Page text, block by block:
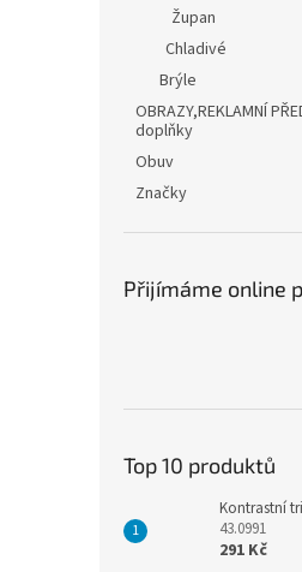
Župan
Chladivé
Brýle
OBRAZY,REKLAMNÍ
doplňky
Obuv
Značky
Přijímáme online
Top 10 produktů
Kontrastní
43.0991
291 Kč